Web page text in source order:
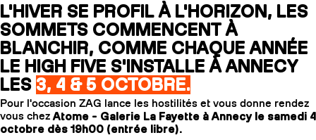
L'HIVER SE PROFIL À L'HORIZON, LES
SOMMETS COMMENCENT À
BLANCHIR, COMME CHAQUE ANNÉE
LE HIGH FIVE S'INSTALLE À ANNECY
LES 3, 4 & 5 OCTOBRE.
Pour l'occasion ZAG lance les hostilités et vous donne rendez
vous chezAtome - Galerie La Fayette à Annecy le samedi 4
octobre dès 19h00 (entrée libre).